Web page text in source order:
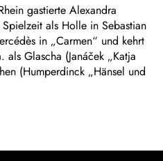
gastierte Alexandra
als Holle in Sebastian
in „Carmen“ und kehrt
Glascha (Janáček „Katja
(Humperdinck „Hänsel und